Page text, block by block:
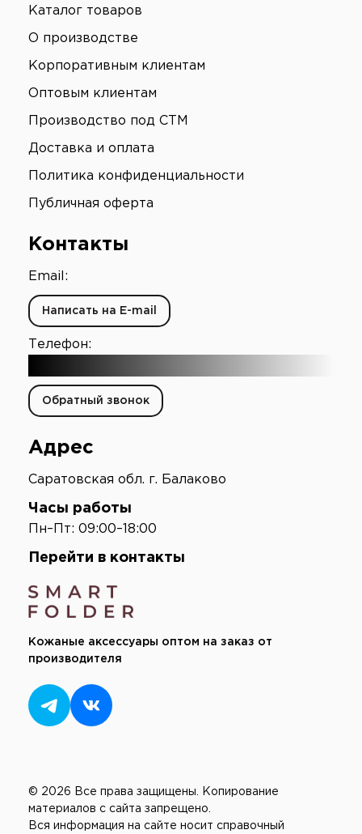
Кожаные аксессуары оптом на заказ от
производителя
Каталог товаров
О производстве
Корпоративным клиентам
Оптовым клиентам
Производство под СТМ
Доставка и оплата
Политика конфиденциальности
Публичная оферта
Контакты
Email:
Написать на E-mail
Телефон:
Обратный звонок
Адрес
Саратовская обл. г. Балаково
Часы работы
Пн–Пт: 09:00–18:00
Перейти в контакты
© 2026 Все права защищены.
Копирование
материалов с сайта запрещено.
Вся информация на сайте носит справочный